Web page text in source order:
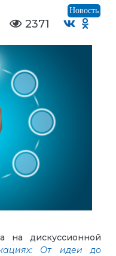
Новость
2371
на дискуссионной
От идеи до